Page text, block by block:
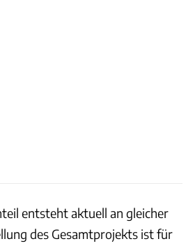
entsteht aktuell an gleicher
des Gesamtprojekts ist für